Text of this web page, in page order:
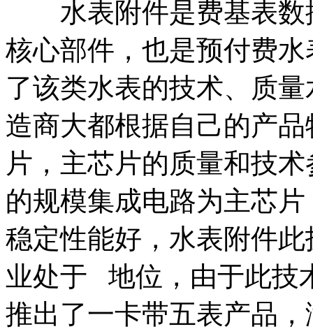
水表附件是费基表数
核心部件，也是预付费
了该类水表的技术、质
造商大都根据自己的产
片，主芯片的质量和技
的规模集成电路为主芯
稳定性能好，水表附件
业处于 地位，由于此技
推出了一卡带五表产品